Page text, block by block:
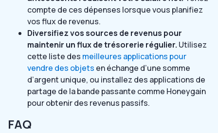
compte de ces dépenses lorsque vous planifiez
vos flux de revenus.
Diversifiez vos sources de revenus pour
maintenir un flux de trésorerie régulier. Utilisez
cette liste des meilleures applications pour
vendre des objets en échange d’une somme
d’argent unique, ou installez des applications de
partage de la bande passante comme Honeygain
pour obtenir des revenus passifs.
FAQ